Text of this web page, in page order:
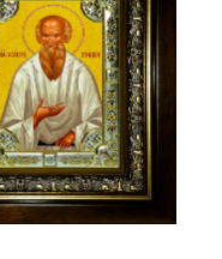
Сертификат, икона, киот.
комплект?
решение для: